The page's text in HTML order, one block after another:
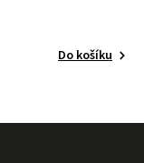
Do košíku